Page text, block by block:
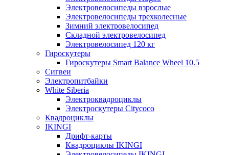
Электровелосипеды взрослые
Электровелосипеды трехколесные
Зимний электровелосипед
Складной электровелосипед
Электровелосипед 120 кг
Гироскутеры
Гироскутеры Smart Balance Wheel 10.5
Сигвеи
Электропитбайки
White Siberia
Электроквадроциклы
Электроскутеры Citycoco
Квадроциклы
IKINGI
Дрифт-карты
Квадроциклы IKINGI